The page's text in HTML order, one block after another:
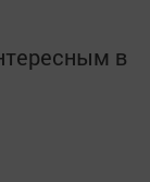
в